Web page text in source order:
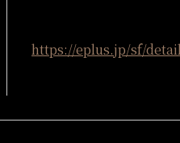
https://eplus.jp/sf/